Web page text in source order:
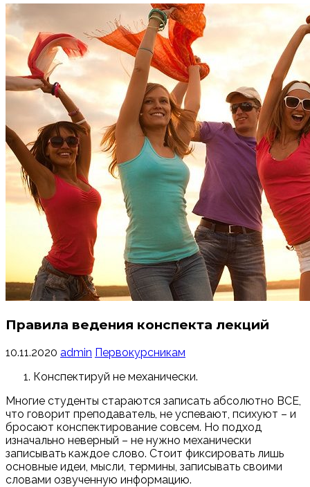
Правила ведения конспекта лекций
10.11.2020 admin Первокурсникам
Конспектируй не механически.
Многие студенты стараются записать абсолютно ВСЕ,
что говорит преподаватель, не успевают, психуют – и
бросают конспектирование совсем. Но подход
изначально неверный – не нужно механически
записывать каждое слово. Стоит фиксировать лишь
основные идеи, мысли, термины, записывать своими
словами озвученную информацию.